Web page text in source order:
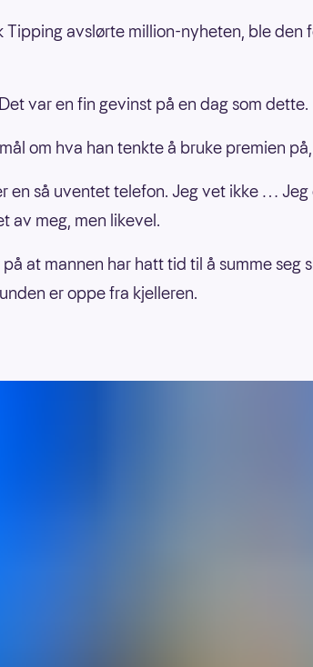
Tipping avslørte million-nyheten, ble den
var en fin gevinst på en dag som dette.
om hva han tenkte å bruke premien
en så uventet telefon. Jeg vet ikke … Jeg
av meg, men likevel.
at mannen har hatt tid til å summe seg
er oppe fra kjelleren.